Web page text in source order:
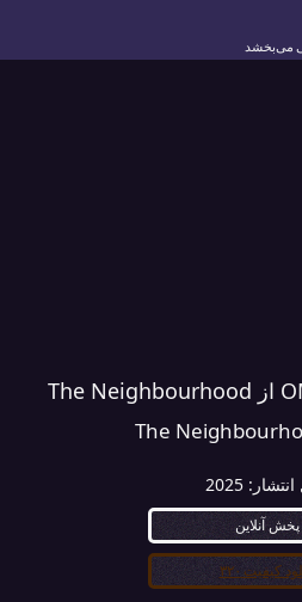
می‌بخشد
The
2025
پخش آنلاین
کیفیت ۳۲۰